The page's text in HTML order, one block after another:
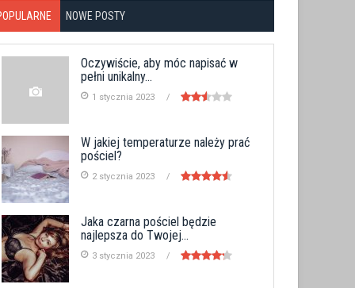
NOWE POSTY
Oczywiście, aby móc napisać w
pełni unikalny...
1 stycznia 2023
W jakiej temperaturze należy prać
pościel?
2 stycznia 2023
Jaka czarna pościel będzie
najlepsza do Twojej...
3 stycznia 2023